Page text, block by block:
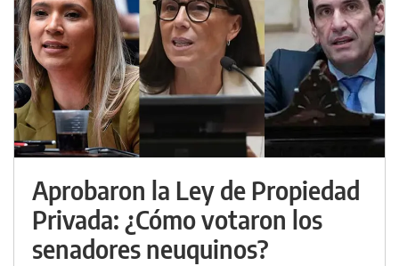
Aprobaron la Ley de Propiedad
Privada: ¿Cómo votaron los
senadores neuquinos?